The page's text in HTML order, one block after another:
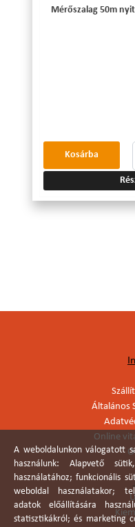
Mérőszalag 50m
Kosárba
Általános
Online
A weboldalunkon válogatott
használunk: Alapvető
használatához; funkcionális
weboldal használatakor;
adatok előállítására
statisztikákról; és marketing